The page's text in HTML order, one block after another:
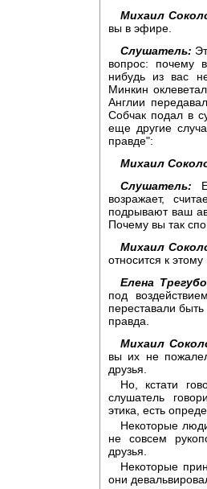
Михаил
вы в эфире.
Слушатель:
вопрос: почему
нибудь из вас
Минкин
Англии
Собчак подал в
еще другие
правде":
Михаил
Слушатель:
возражает,
подрывают ваш
Почему вы так
Михаил
относится к
Елена
под
переставали
правда.
Михаил
вы их не
друзья.
Но, кстати
слушатель
этика, есть
Некоторые
не совсем
друзья.
Некоторые
они